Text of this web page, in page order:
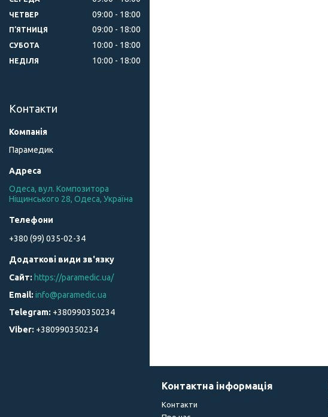
ЧЕТВЕР 09:00 18:00
ПʼЯТНИЦЯ 09:00 18:00
СУБОТА 10:00 18:00
НЕДІЛЯ 10:00 18:00
Контакти
Парамедик
Одеса, вул. Композитора
Ніщинського 28, Одеса, Україна
+380 (99) 035-02-34
https://paramedic.ua/
info@paramedic.ua
+380990350234
+380990350234
Контактна інформація
Контакти